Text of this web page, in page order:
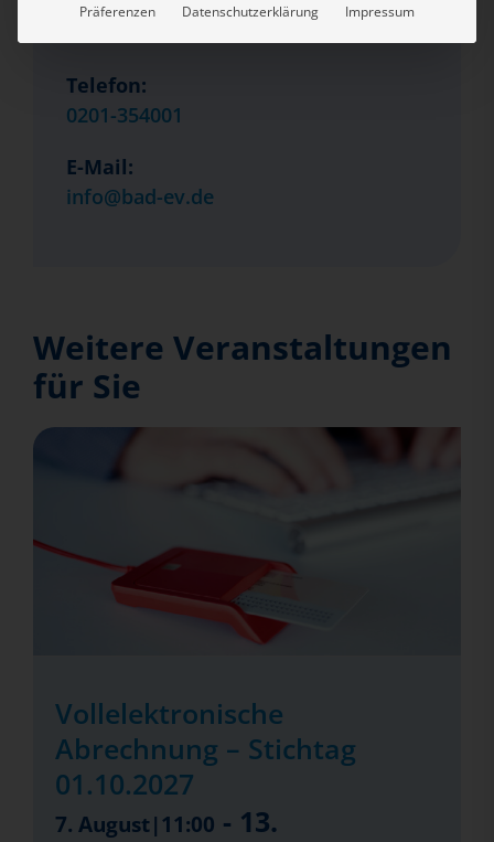
Telefon:
0201-354001
E-Mail:
info@bad-ev.de
Weitere Veranstaltungen
für Sie
Vollelektronische
Abrechnung – Stichtag
01.10.2027
7. August|11:00 - 13.
Präferenzen Datenschutzerklärung Impressum